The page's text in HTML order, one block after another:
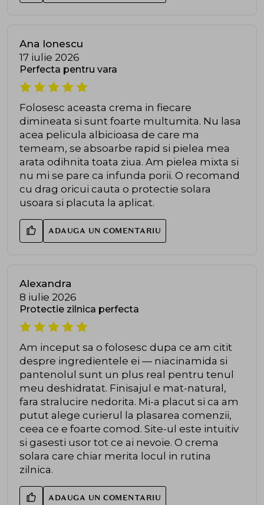
Ana Ionescu
17 iulie 2026
Perfecta pentru vara
Folosesc aceasta crema in fiecare
dimineata si sunt foarte multumita. Nu lasa
acea pelicula albicioasa de care ma
temeam, se absoarbe rapid si pielea mea
arata odihnita toata ziua. Am pielea mixta si
nu mi se pare ca infunda porii. O recomand
cu drag oricui cauta o protectie solara
usoara si placuta la aplicat.
ADAUGA UN COMENTARIU
Alexandra
8 iulie 2026
Protectie zilnica perfecta
Am inceput sa o folosesc dupa ce am citit
despre ingredientele ei — niacinamida si
pantenolul sunt un plus real pentru tenul
meu deshidratat. Finisajul e mat-natural,
fara stralucire nedorita. Mi-a placut si ca am
putut alege curierul la plasarea comenzii,
ceea ce e foarte comod. Site-ul este intuitiv
si gasesti usor tot ce ai nevoie. O crema
solara care chiar merita locul in rutina
zilnica.
ADAUGA UN COMENTARIU